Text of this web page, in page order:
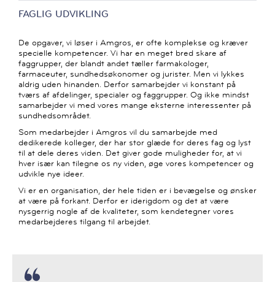
FAGLIG UDVIKLING
De opgaver, vi løser i Amgros, er ofte komplekse og kræver
specielle kompetencer. Vi har en meget bred skare af
faggrupper, der blandt andet tæller farmakologer,
farmaceuter, sundhedsøkonomer og jurister. Men vi lykkes
aldrig uden hinanden. Derfor samarbejder vi konstant på
tværs af afdelinger, specialer og faggrupper. Og ikke mindst
samarbejder vi med vores mange eksterne interessenter på
sundhedsområdet.
Som medarbejder i Amgros vil du samarbejde med
dedikerede kolleger, der har stor glæde for deres fag og lyst
til at dele deres viden. Det giver gode muligheder for, at vi
hver især kan tilegne os ny viden, øge vores kompetencer og
udvikle nye ideer.
Vi er en organisation, der hele tiden er i bevægelse og ønsker
at være på forkant. Derfor er iderigdom og det at være
nysgerrig nogle af de kvaliteter, som kendetegner vores
medarbejderes tilgang til arbejdet.